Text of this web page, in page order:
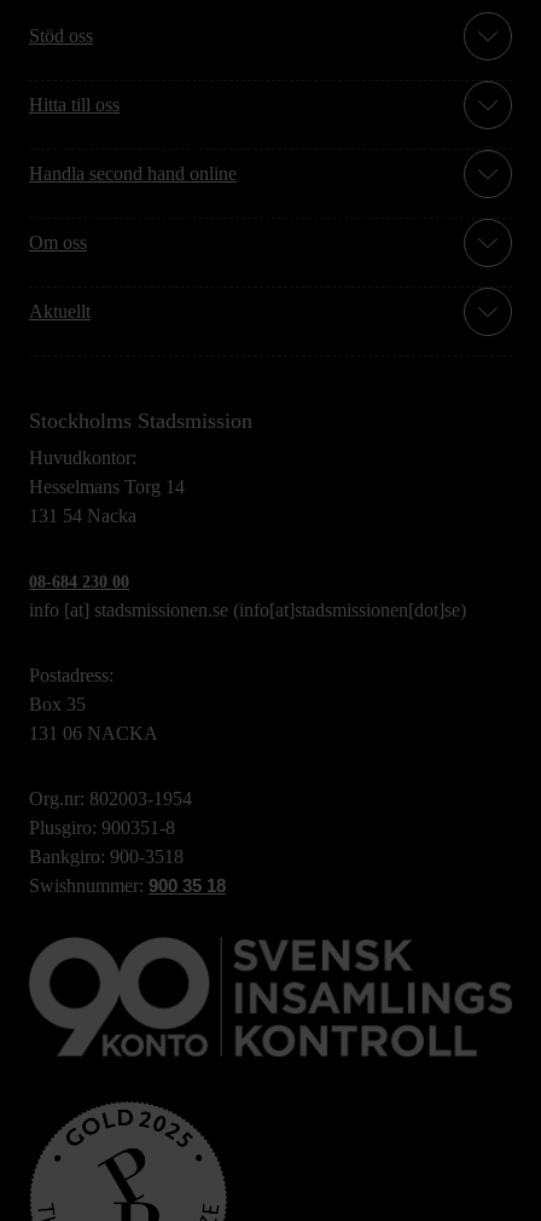
Stöd oss
Hitta till oss
Handla second hand online
Om oss
Aktuellt
Stockholms Stadsmission
Huvudkontor:
Hesselmans Torg 14
131 54 Nacka
08-684 230 00
info [at] stadsmissionen.se (info[at]stadsmissionen[dot]se)
Postadress:
Box 35
131 06 NACKA
Org.nr: 802003-1954
Plusgiro: 900351-8
Bankgiro: 900-3518
Swishnummer: 900 35 18